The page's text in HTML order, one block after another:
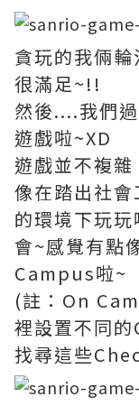
貪玩的我倆
很滿足~!!
然後....我們
遊戲啦~XD
遊戲並不複
像在踏出社
的環境下玩
會~感覺有點
Campus啦~
(註：On
裡設置不同
找尋這些